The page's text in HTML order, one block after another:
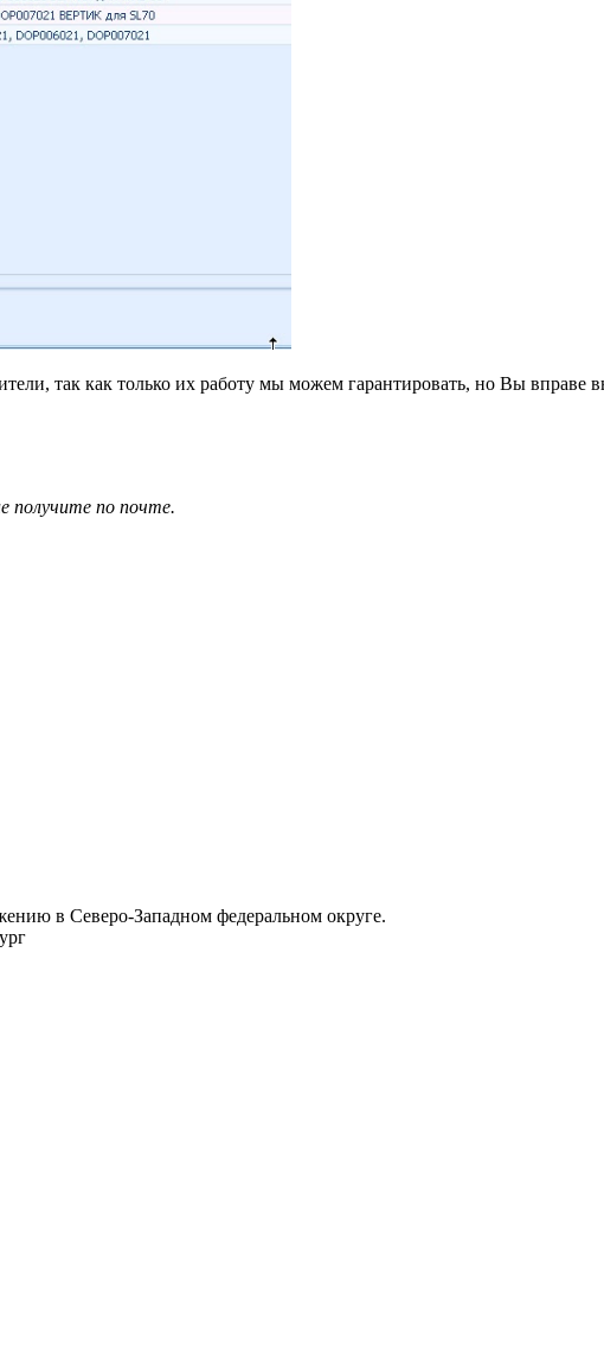
так как только их работу мы можем гарантировать, но Вы вправе
получите по почте.
в Северо-Западном федеральном округе.